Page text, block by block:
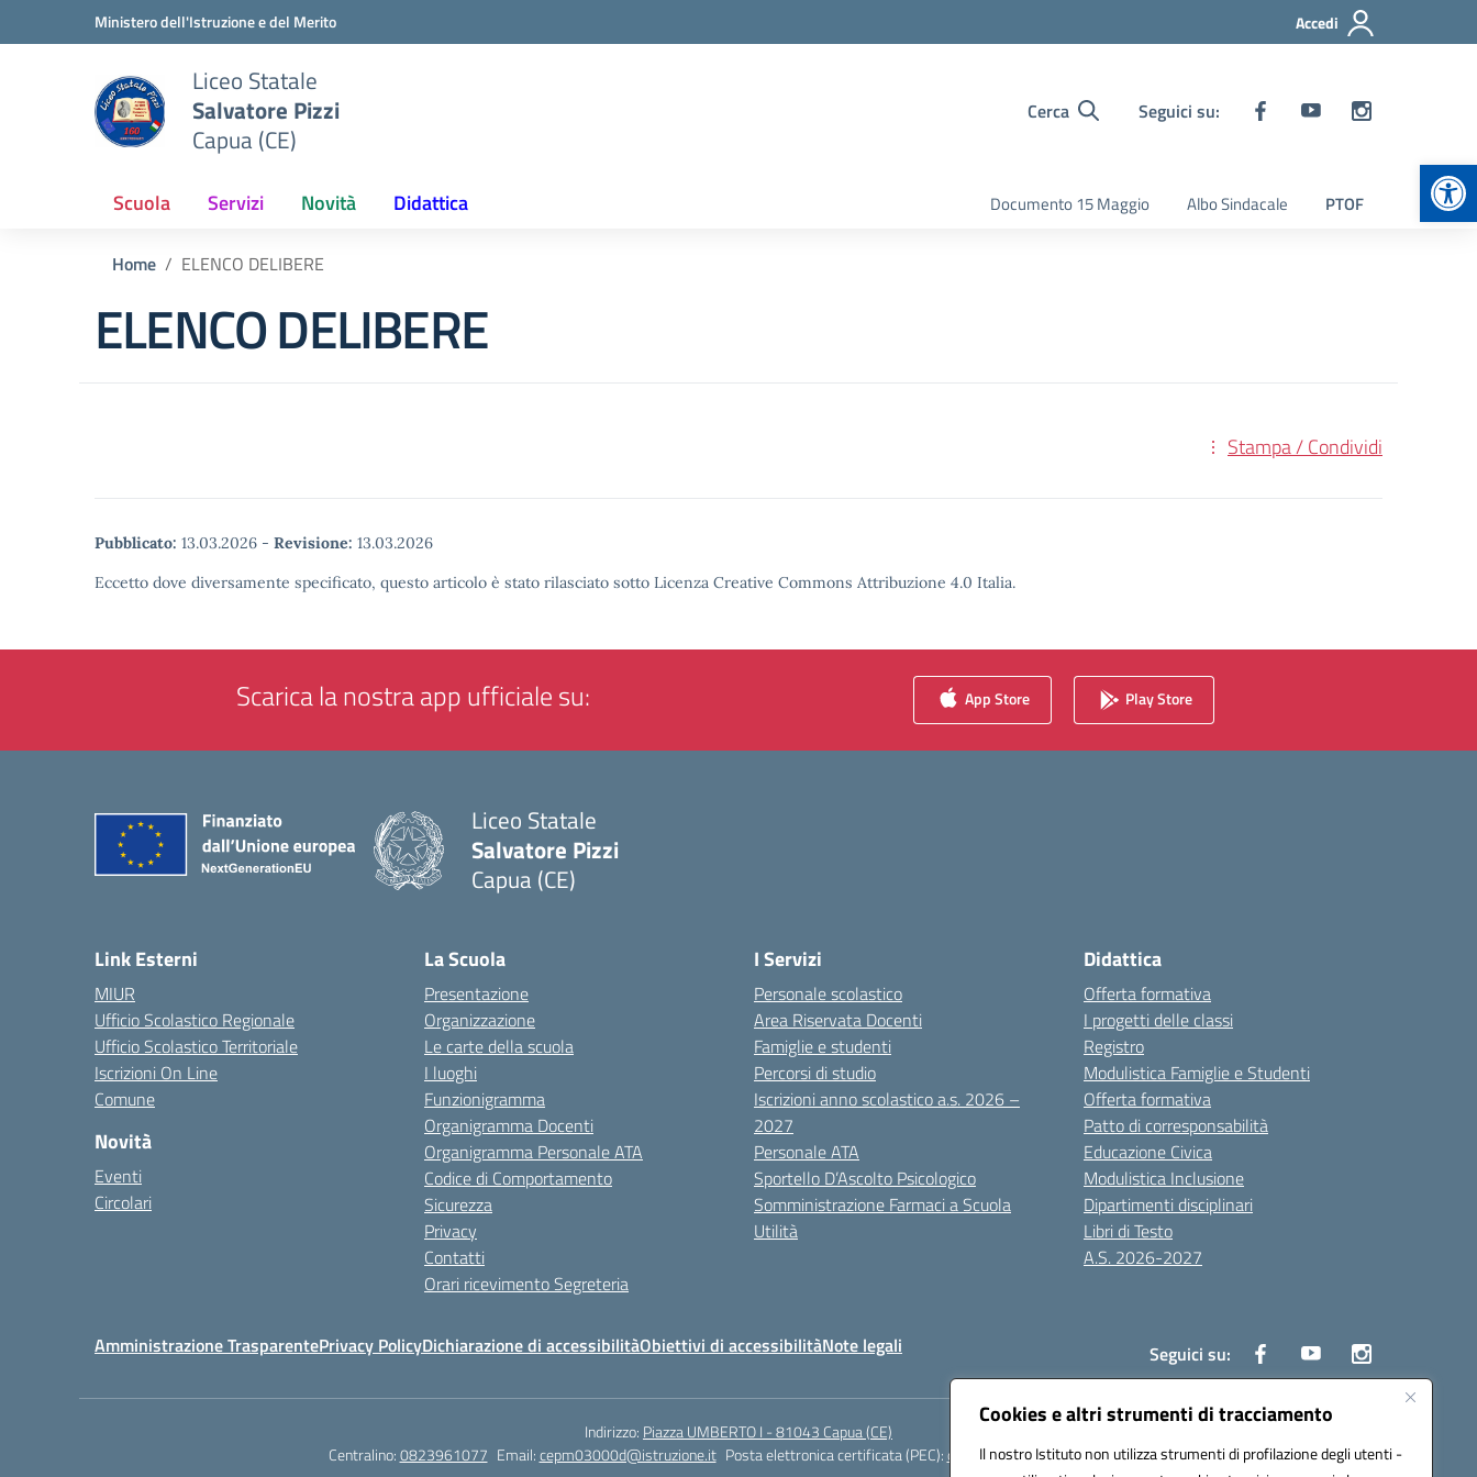
Cookies e altri strumenti di tracciamento
Il nostro Istituto non utilizza strumenti di profilazione degli utenti -
Vai ai contenuti
Vai al menu di navigazioneMinistero dell'Istruzione e del Merito Accedi
Liceo Statale
Salvatore Pizzi
Capua (CE)
Cerca Seguici su:
Scuola Servizi Novità Didattica Documento 15 Maggio Albo Sindacale PTOF
Home ELENCO DELIBERE
ELENCO DELIBERE
Stampa / Condividi
Pubblicato: 13.03.2026 - Revisione: 13.03.2026
Eccetto dove diversamente specificato, questo articolo è stato rilasciato sotto Licenza Creative Commons Attribuzione 4.0 Italia.
Scarica la nostra app ufficiale su: App Store Play Store
Liceo Statale
Salvatore Pizzi
Capua (CE)
Link Esterni
MIUR
Ufficio Scolastico Regionale
Ufficio Scolastico Territoriale
Iscrizioni On Line
Comune
Novità
Eventi
Circolari
La Scuola
Presentazione
Organizzazione
Le carte della scuola
I luoghi
Funzionigramma
Organigramma Docenti
Organigramma Personale ATA
Codice di Comportamento
Sicurezza
Privacy
Contatti
Orari ricevimento Segreteria
I Servizi
Personale scolastico
Area Riservata Docenti
Famiglie e studenti
Percorsi di studio
Iscrizioni anno scolastico a.s. 2026 –
2027
Personale ATA
Sportello D’Ascolto Psicologico
Somministrazione Farmaci a Scuola
Utilità
Didattica
Offerta formativa
I progetti delle classi
Registro
Modulistica Famiglie e Studenti
Offerta formativa
Patto di corresponsabilità
Educazione Civica
Modulistica Inclusione
Dipartimenti disciplinari
Libri di Testo
A.S. 2026-2027
Amministrazione TrasparentePrivacy PolicyDichiarazione di accessibilitàObiettivi di accessibilitàNote legali Seguici su:
Indirizzo: Piazza UMBERTO I - 81043 Capua (CE)
Centralino:0823961077 Email:cepm03000d@istruzione.it Posta elettronica certificata (PEC):cepm03000d@pec.istruzione.it